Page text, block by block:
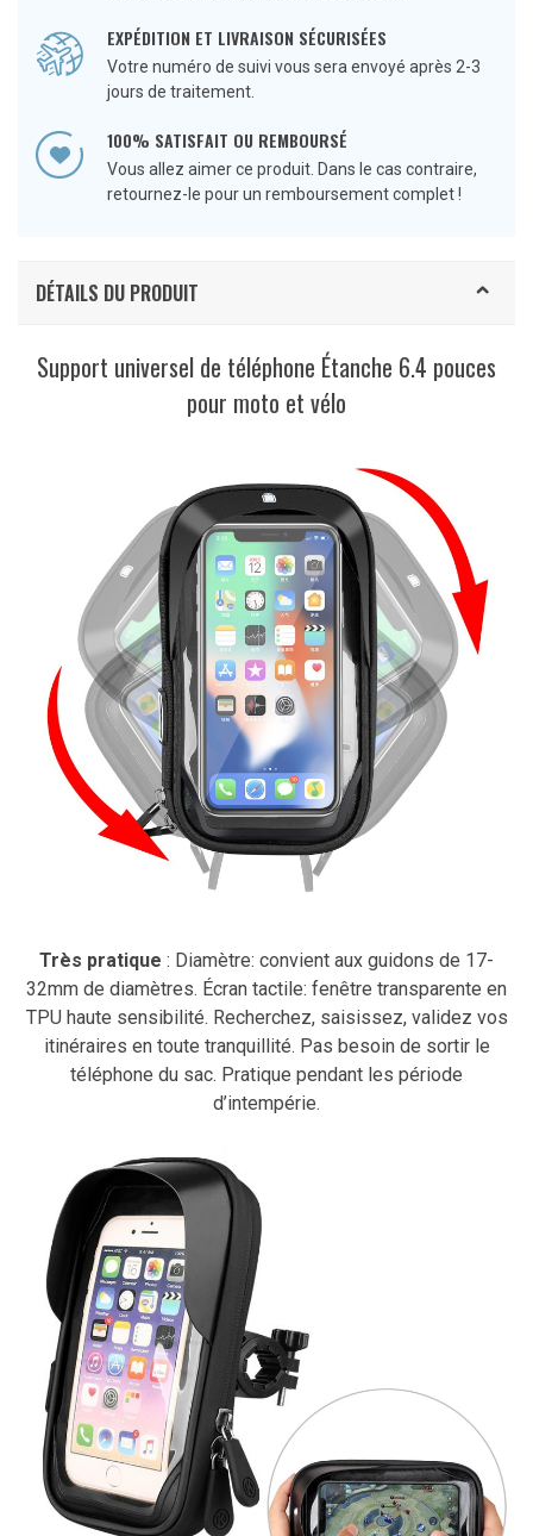
EXPÉDITION ET LIVRAISON SÉCURISÉES
Votre numéro de suivi vous sera envoyé après 2-3
jours de traitement.
100% SATISFAIT OU REMBOURSÉ
Vous allez aimer ce produit. Dans le cas contraire,
retournez-le pour un remboursement complet !
DÉTAILS DU PRODUIT
Support universel de téléphone Étanche 6.4 pouces
pour moto et vélo
Très pratique : Diamètre: convient aux guidons de 17-
32mm de diamètres. Écran tactile: fenêtre transparente en
TPU haute sensibilité. Recherchez, saisissez, validez vos
itinéraires en toute tranquillité. Pas besoin de sortir le
téléphone du sac. Pratique pendant les période
d’intempérie.